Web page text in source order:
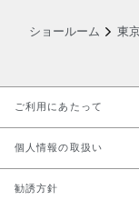
ショールーム 東
ご利用にあたって
個人情報の取扱いLINK
勧誘方針